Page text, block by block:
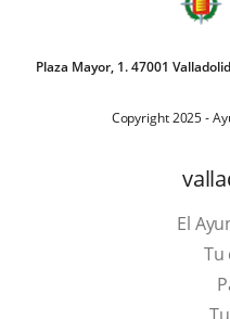
Plaza Mayor, 1. 47001
Copyright 2025 -
El
Tu